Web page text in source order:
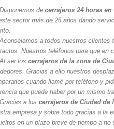
Disponemos decerrajeros 24 horas
sector más de 25 años dando
Aconsejamos a todos nuestros clientes
Nuestros teléfonos para que en
Al ser loscerrajeros de la zona de
Gracias a ello nuestros
cuando llamé por teléfono y
que puede haber por un mismo
Gracias a loscerrajeros de Ciudad de
empresa y sobre todo gracias a la
en un plazo breve de tiempo a